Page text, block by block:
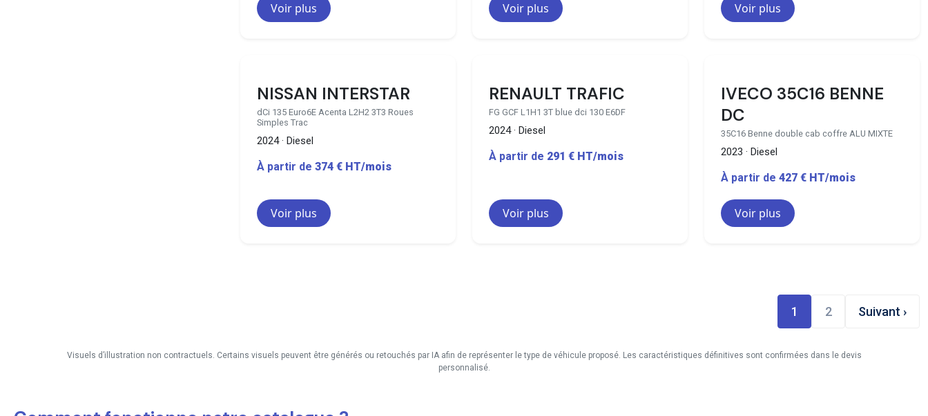
Voir plus Voir plus Voir plus
NISSAN INTERSTAR
dCi 135 Euro6E Acenta L2H2 3T3 Roues
Simples Trac
2024 · Diesel
À partir de 374 € HT/mois
Voir plus
RENAULT TRAFIC
FG GCF L1H1 3T blue dci 130 E6DF
2024 · Diesel
À partir de 291 € HT/mois
Voir plus
IVECO 35C16 BENNE
DC
35C16 Benne double cab coffre ALU MIXTE
2023 · Diesel
À partir de 427 € HT/mois
Voir plus
1 2 Suivant ›
Visuels d’illustration non contractuels. Certains visuels peuvent être générés ou retouchés par IA afin de représenter le type de véhicule proposé. Les caractéristiques définitives sont confirmées dans le devis
personnalisé.